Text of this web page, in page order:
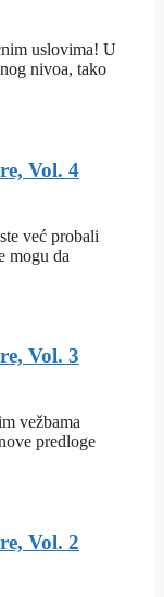
uslovima! U
nivoa, tako
Vol. 4
već probali
mogu da
Vol. 3
vežbama
predloge
Vol. 2